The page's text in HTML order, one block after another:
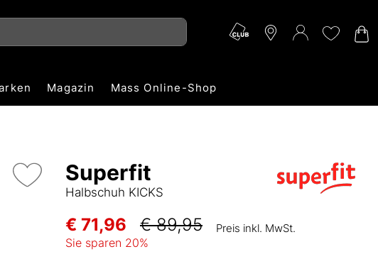
Magazin Mass Online-Shop
Superfit
Halbschuh KICKS
€ 71,96 € 89,95 Preis inkl. MwSt.
Sie sparen 20%